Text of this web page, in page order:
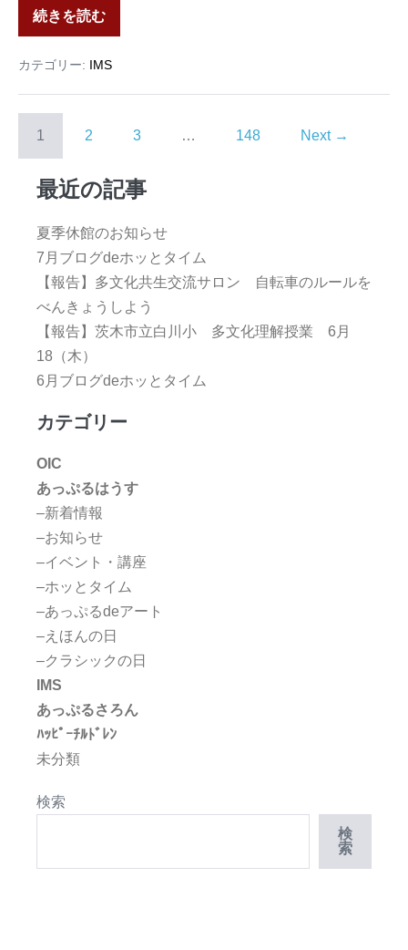
続きを読む
カテゴリー: IMS
1 2 3 … 148 Next →
最近の記事
夏季休館のお知らせ
7月ブログdeホッとタイム
【報告】多文化共生交流サロン 自転車のルールを
べんきょうしよう
【報告】茨木市立白川小 多文化理解授業 6月
18（木）
6月ブログdeホッとタイム
カテゴリー
OIC
あっぷるはうす
–新着情報
–お知らせ
–イベント・講座
–ホッとタイム
–あっぷるdeアート
–えほんの日
–クラシックの日
IMS
あっぷるさろん
ﾊｯﾋﾟｰﾁﾙﾄﾞﾚﾝ
未分類
検索
検
索